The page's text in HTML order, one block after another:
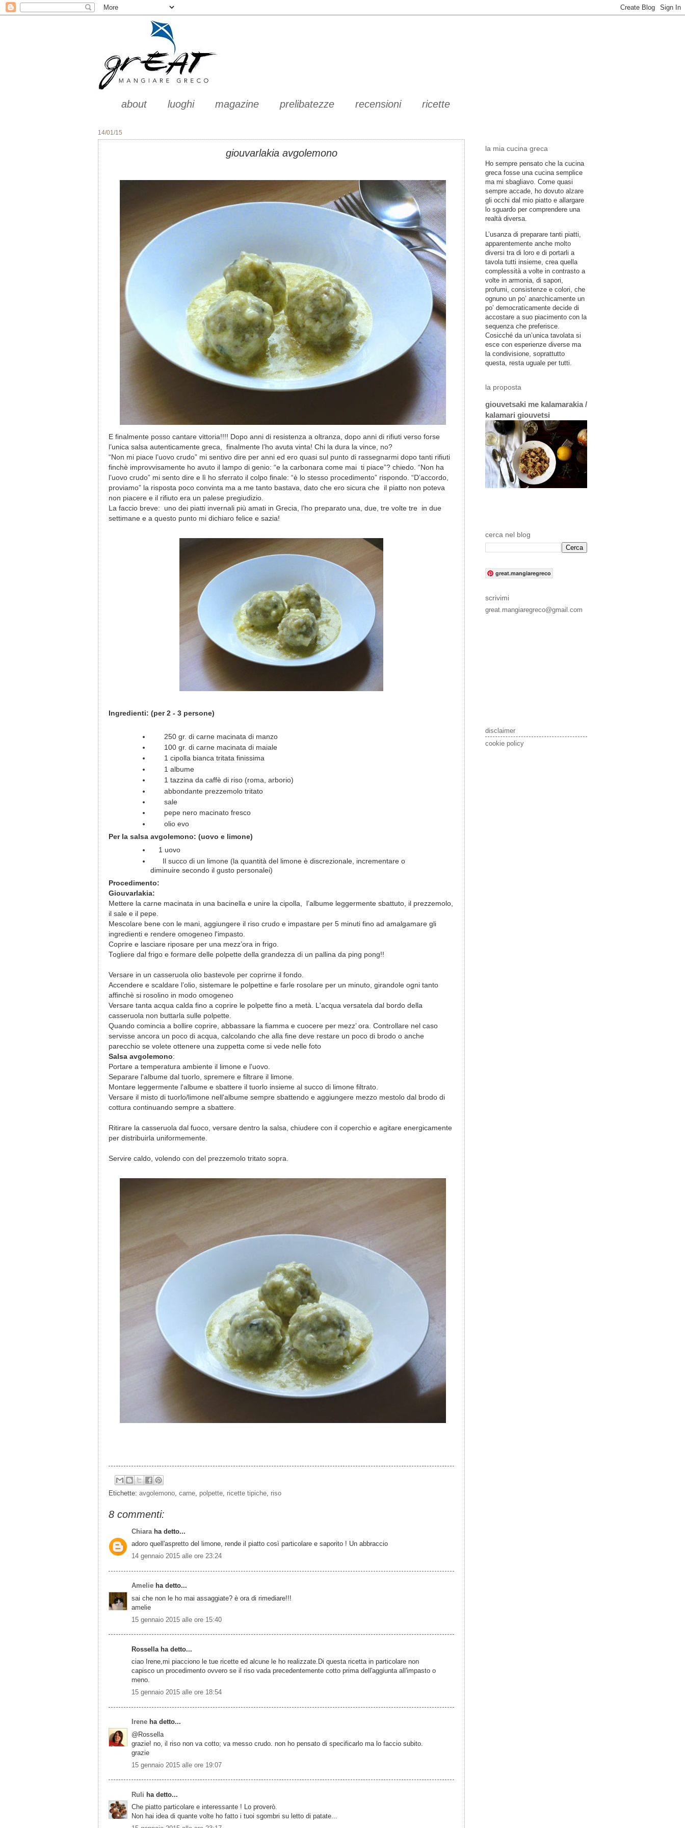
about luoghi magazine prelibatezze recensioni ricette
14/01/15
giouvarlakia avgolemono
E finalmente posso cantare vittoria!!!! Dopo anni di resistenza a oltranza, dopo anni di rifiuti verso forse
l’unica salsa autenticamente greca, finalmente l’ho avuta vinta! Chi la dura la vince, no?
“Non mi piace l’uovo crudo” mi sentivo dire per anni ed ero quasi sul punto di rassegnarmi dopo tanti rifiuti
finchè improvvisamente ho avuto il lampo di genio: “e la carbonara come mai ti piace”? chiedo. “Non ha
l’uovo crudo” mi sento dire e lì ho sferrato il colpo finale: “è lo stesso procedimento” rispondo. “D’accordo,
proviamo” la risposta poco convinta ma a me tanto bastava, dato che ero sicura che il piatto non poteva
non piacere e il rifiuto era un palese pregiudizio.
La faccio breve: uno dei piatti invernali più amati in Grecia, l’ho preparato una, due, tre volte tre in due
settimane e a questo punto mi dichiaro felice e sazia!
Ingredienti: (per 2 - 3 persone)
250 gr. di carne macinata di manzo
100 gr. di carne macinata di maiale
1 cipolla bianca tritata finissima
1 albume
1 tazzina da caffè di riso (roma, arborio)
abbondante prezzemolo tritato
sale
pepe nero macinato fresco
olio evo
Per la salsa avgolemono: (uovo e limone)
1 uovo
Il succo di un limone (la quantità del limone è discrezionale, incrementare o
diminuire secondo il gusto personalei)
Procedimento:
Giouvarlakia:
Mettere la carne macinata in una bacinella e unire la cipolla, l’albume leggermente sbattuto, il prezzemolo,
il sale e il pepe.
Mescolare bene con le mani, aggiungere il riso crudo e impastare per 5 minuti fino ad amalgamare gli
ingredienti e rendere omogeneo l'impasto.
Coprire e lasciare riposare per una mezz’ora in frigo.
Togliere dal frigo e formare delle polpette della grandezza di un pallina da ping pong!!
Versare in un casseruola olio bastevole per coprirne il fondo.
Accendere e scaldare l’olio, sistemare le polpettine e farle rosolare per un minuto, girandole ogni tanto
affinchè si rosolino in modo omogeneo
Versare tanta acqua calda fino a coprire le polpette fino a metà. L'acqua versatela dal bordo della
casseruola non buttarla sulle polpette.
Quando comincia a bollire coprire, abbassare la fiamma e cuocere per mezz’ ora. Controllare nel caso
servisse ancora un poco di acqua, calcolando che alla fine deve restare un poco di brodo o anche
parecchio se volete ottenere una zuppetta come si vede nelle foto
Salsa avgolemono:
Portare a temperatura ambiente il limone e l'uovo.
Separare l'albume dal tuorlo, spremere e filtrare il limone.
Montare leggermente l'albume e sbattere il tuorlo insieme al succo di limone filtrato.
Versare il misto di tuorlo/limone nell'albume sempre sbattendo e aggiungere mezzo mestolo dal brodo di
cottura continuando sempre a sbattere.
Ritirare la casseruola dal fuoco, versare dentro la salsa, chiudere con il coperchio e agitare energicamente
per distribuirla uniformemente.
Servire caldo, volendo con del prezzemolo tritato sopra.
Etichette: avgolemono carne polpette ricette tipiche riso
8 commenti:
Chiara ha detto...
adoro quell'aspretto del limone, rende il piatto così particolare e saporito ! Un abbraccio
14 gennaio 2015 alle ore 23:24
Amelie ha detto...
sai che non le ho mai assaggiate? è ora di rimediare!!!
amelie
15 gennaio 2015 alle ore 15:40
Rossella ha detto...
ciao Irene,mi piacciono le tue ricette ed alcune le ho realizzate.Di questa ricetta in particolare non
capisco un procedimento ovvero se il riso vada precedentemente cotto prima dell'aggiunta all'impasto o
meno.
15 gennaio 2015 alle ore 18:54
Irene ha detto...
@Rossella
grazie! no, il riso non va cotto; va messo crudo. non ho pensato di specificarlo ma lo faccio subito.
grazie
15 gennaio 2015 alle ore 19:07
Ruli ha detto...
Che piatto particolare e interessante ! Lo proverò.
Non hai idea di quante volte ho fatto i tuoi sgombri su letto di patate...
la mia cucina greca
Ho sempre pensato che la cucina
greca fosse una cucina semplice
ma mi sbagliavo. Come quasi
sempre accade, ho dovuto alzare
gli occhi dal mio piatto e allargare
lo sguardo per comprendere una
realtà diversa.
L’usanza di preparare tanti piatti,
apparentemente anche molto
diversi tra di loro e di portarli a
tavola tutti insieme, crea quella
complessità a volte in contrasto a
volte in armonia, di sapori,
profumi, consistenze e colori, che
ognuno un po’ anarchicamente un
po’ democraticamente decide di
accostare a suo piacimento con la
sequenza che preferisce.
Cosicché da un’unica tavolata si
esce con esperienze diverse ma
la condivisione, soprattutto
questa, resta uguale per tutti.
la proposta
giouvetsaki me kalamarakia /
kalamari giouvetsi
cerca nel blog
great.mangiaregreco
scrivimi
great.mangiaregreco@gmail.com
disclaimer
cookie policy